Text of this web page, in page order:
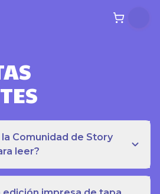
Comunidad de Story
leer?